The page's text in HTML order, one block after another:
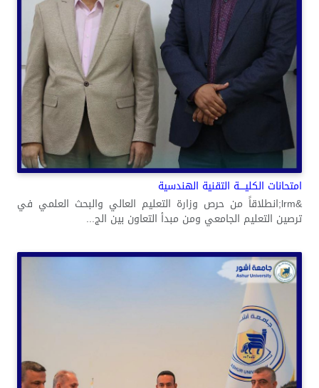
امتحانات الكليــــة التقنية الهندسية
&lrm;انطلاقاً من حرص وزارة التعليم العالي والبحث العلمي في
ترصين التعليم الجامعي ومن مبدأ التعاون بين الج...